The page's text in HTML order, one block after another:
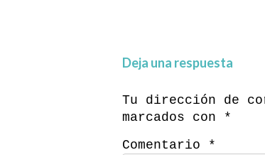
Deja una respuesta
Tu dirección de
marcados con *
Comentario *